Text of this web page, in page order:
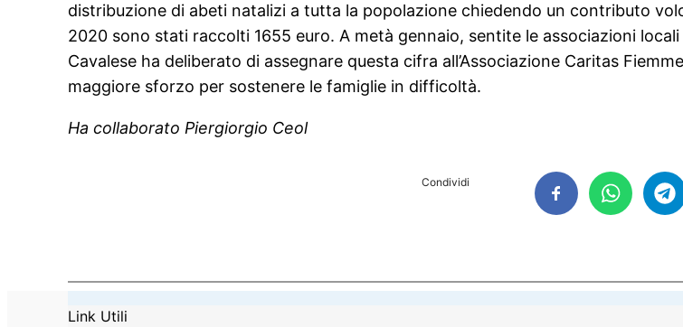
distribuzione di abeti natalizi a tutta la popolazione chiedendo un contributo
2020 sono stati raccolti 1655 euro. A metà gennaio, sentite le associazioni
Cavalese ha deliberato di assegnare questa cifra all’Associazione Caritas
maggiore sforzo per sostenere le famiglie in difficoltà.
Ha collaborato Piergiorgio Ceol
Condividi
Link Utili